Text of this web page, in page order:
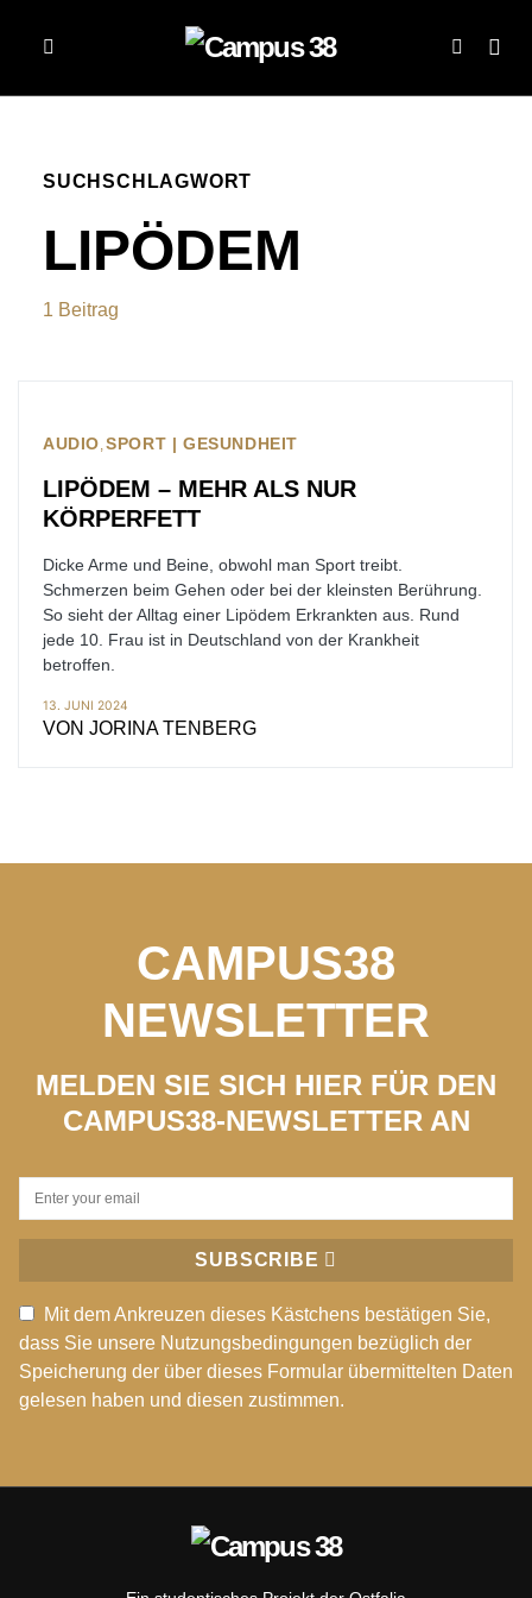
SUCHSCHLAGWORT
LIPÖDEM
1 Beitrag
AUDIO SPORT | GESUNDHEIT
LIPÖDEM – MEHR ALS NUR
KÖRPERFETT
Dicke Arme und Beine, obwohl man Sport treibt.
Schmerzen beim Gehen oder bei der kleinsten Berührung.
So sieht der Alltag einer Lipödem Erkrankten aus. Rund
jede 10. Frau ist in Deutschland von der Krankheit
betroffen.
13. JUNI 2024
VON JORINA TENBERG
CAMPUS38
NEWSLETTER
MELDEN SIE SICH HIER FÜR DEN
CAMPUS38-NEWSLETTER AN
SUBSCRIBE
Mit dem Ankreuzen dieses Kästchens bestätigen Sie,
dass Sie unsere Nutzungsbedingungen bezüglich der
Speicherung der über dieses Formular übermittelten Daten
gelesen haben und diesen zustimmen.